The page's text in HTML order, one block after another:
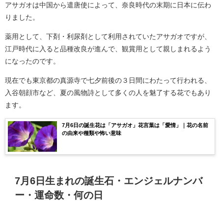
アサガオは中国から遣唐使によって、奈良時代の末期に日本に伝わ
りました。
薬用として、下剤・利尿剤として利用されていたアサガオですが、
江戸時代に入ると品種改良が進んで、観賞用として親しまれるよう
になったのです。
現在でも東京都の真源寺で七夕前後の３日間にわたって行われる、
入谷朝顔市など、夏の風物詩として多くの人を魅了する花でもあり
ます。
7月6日の誕生花は「アサガオ」花言葉は「愛情」｜花の名前
の由来や種類や怖い意味
7月6日生まれの誕生石・エンジェルナンバ
ー・運命数・何の日